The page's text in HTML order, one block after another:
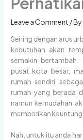
Leave a Comment / By
Seiring dengan arus
kebutuhan akan
semakin bertambah.
pusat kota besar,
rumah sendiri
rumah yang berada
namun kemudahan
memberikan
Nah, untuk itu anda